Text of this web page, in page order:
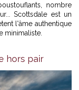
nombre
r... Scottsdale est un
l'âme authentique
minimaliste.
hors pair